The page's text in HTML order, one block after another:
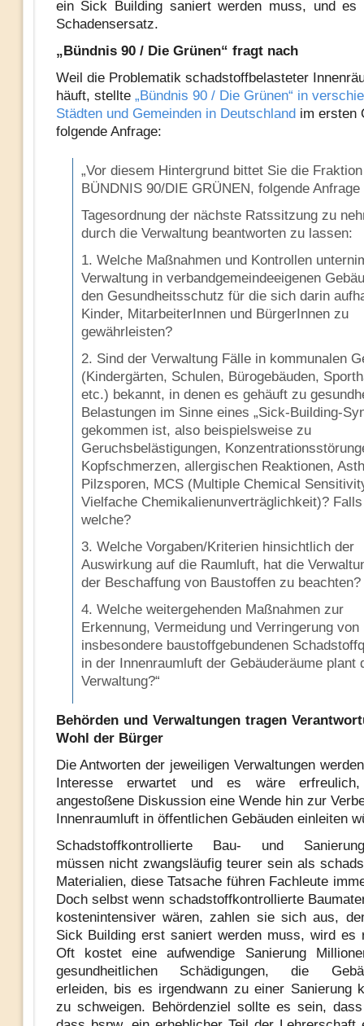
ein Sick Building saniert werden muss, und es
Schadensersatz.
„Bündnis 90 / Die Grünen“ fragt nach
Weil die Problematik schadstoffbelasteter
häuft, stellte „Bündnis 90 / Die Grünen“ in
Städten und Gemeinden in Deutschlandim ersten
folgende Anfrage:
„Vor diesem Hintergrund bittet Sie die
BÜNDNIS 90/DIE GRÜNEN, folgende Anfrage
Tagesordnung der nächste Ratssitzung zu
durch die Verwaltung beantworten zu lassen:
1. Welche Maßnahmen und Kontrollen
Verwaltung in verbandgemeindeeigenen
den Gesundheitsschutz für die sich darin
Kinder, MitarbeiterInnen und BürgerInnen zu
gewährleisten?
2. Sind der Verwaltung Fälle in kommunalen
(Kindergärten, Schulen, Bürogebäuden,
etc.) bekannt, in denen es gehäuft zu
Belastungen im Sinne eines „Sick-Building-
gekommen ist, also beispielsweise zu
Geruchsbelästigungen,
Kopfschmerzen, allergischen Reaktionen,
Pilzsporen, MCS (Multiple Chemical
Vielfache Chemikalienunverträglichkeit)?
welche?
3. Welche Vorgaben/Kriterien hinsichtlich der
Auswirkung auf die Raumluft, hat die
der Beschaffung von Baustoffen zu beachten?
4. Welche weitergehenden Maßnahmen zur
Erkennung, Vermeidung und Verringerung von
insbesondere baustoffgebundenen
in der Innenraumluft der Gebäuderäume plant
Verwaltung?“
Behörden und Verwaltungen tragen
Wohl der Bürger
Die Antworten der jeweiligen Verwaltungen
Interesse erwartet und es wäre
angestoßene Diskussion eine Wende hin zur
Innenraumluft in öffentlichen Gebäuden einleiten
Schadstoffkontrollierte Bau- und
müssen nicht zwangsläufig teurer sein als
Materialien, diese Tatsache führen Fachleute
Doch selbst wenn schadstoffkontrollierte
kostenintensiver wären, zahlen sie sich aus,
Sick Building erst saniert werden muss, wird es
Oft kostet eine aufwendige Sanierung
gesundheitlichen Schädigungen, die
erleiden, bis es irgendwann zu einer Sanierung
zu schweigen. Behördenziel sollte es sein, dass